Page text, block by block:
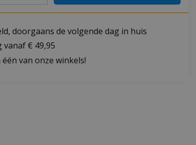
doorgaans de volgende dag in huis
€ 49,95
van onze winkels!